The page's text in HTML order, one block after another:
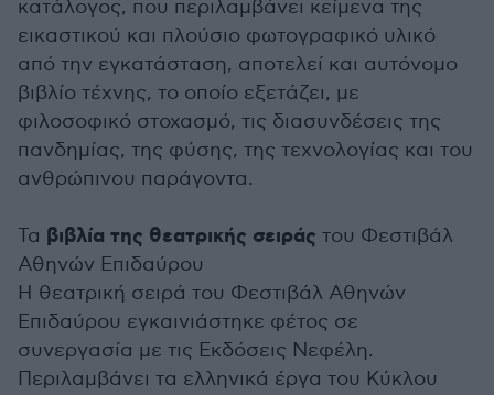
κατάλογος, που περιλαμβάνει κείμενα της
εικαστικού και πλούσιο φωτογραφικό υλικό
από την εγκατάσταση, αποτελεί και αυτόνομο
βιβλίο τέχνης, το οποίο εξετάζει, με
φιλοσοφικό στοχασμό, τις διασυνδέσεις της
πανδημίας, της φύσης, της τεχνολογίας και του
ανθρώπινου παράγοντα.
Τα βιβλία της θεατρικής σειράς του Φεστιβάλ
Αθηνών Επιδαύρου
Η θεατρική σειρά του Φεστιβάλ Αθηνών
Επιδαύρου εγκαινιάστηκε φέτος σε
συνεργασία με τις Εκδόσεις Νεφέλη.
Περιλαμβάνει τα ελληνικά έργα του Κύκλου